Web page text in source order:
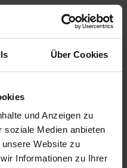
Über Cookies
und Anzeigen zu
soziale Medien anbieten
Website zu
Informationen zu Ihrer